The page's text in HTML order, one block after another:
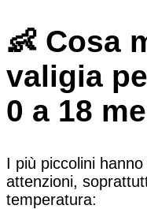
👶 Cosa
valigia
0 a 18
I più piccolini
attenzioni,
temperatura: